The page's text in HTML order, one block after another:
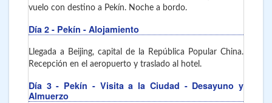
vuelo con destino a Pekín. Noche a bordo.
Día 2 - Pekín - Alojamiento
Llegada a Beijing, capital de la República Popular China.
Recepción en el aeropuerto y traslado al hotel.
Día 3 - Pekín - Visita a la Ciudad - Desayuno y
Almuerzo